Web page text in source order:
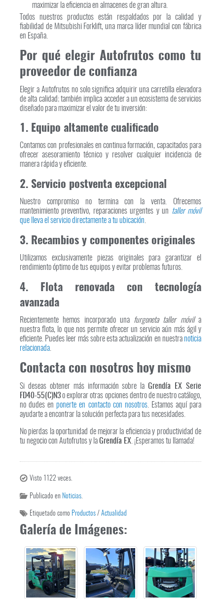
maximizar la eficiencia en almacenes de gran altura.
Todos nuestros productos están respaldados por la calidad y
fiabilidad de Mitsubishi Forklift, una marca líder mundial con fábrica
en España.
Por qué elegir Autofrutos como tu
proveedor de confianza
Elegir a Autofrutos no solo significa adquirir una carretilla elevadora
de alta calidad; también implica acceder a un ecosistema de servicios
diseñado para maximizar el valor de tu inversión:
1. Equipo altamente cualificado
Contamos con profesionales en continua formación, capacitados para
ofrecer asesoramiento técnico y resolver cualquier incidencia de
manera rápida y eficiente.
2. Servicio postventa excepcional
Nuestro compromiso no termina con la venta. Ofrecemos
mantenimiento preventivo, reparaciones urgentes y un taller móvil
que lleva el servicio directamente a tu ubicación.
3. Recambios y componentes originales
Utilizamos exclusivamente piezas originales para garantizar el
rendimiento óptimo de tus equipos y evitar problemas futuros.
4. Flota renovada con tecnología
avanzada
Recientemente hemos incorporado una furgoneta taller móvila
nuestra flota, lo que nos permite ofrecer un servicio aún más ágil y
eficiente. Puedes leer más sobre esta actualización en nuestra noticia
relacionada.
Contacta con nosotros hoy mismo
Si deseas obtener más información sobre laGrendía EX Serie
FD40-55(C)N3o explorar otras opciones dentro de nuestro catálogo,
no dudes en ponerte en contacto con nosotros. Estamos aquí para
ayudarte a encontrar la solución perfecta para tus necesidades.
No pierdas la oportunidad de mejorar la eficiencia y productividad de
tu negocio con Autofrutos y laGrendía EX . ¡Esperamos tu llamada!
Visto 1122 veces.
Publicado en Noticias.
Etiquetado como Productos/ Actualidad
Galería de Imágenes: